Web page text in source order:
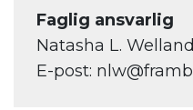
Faglig ansvarlig
Natasha L. Welland
E-post: